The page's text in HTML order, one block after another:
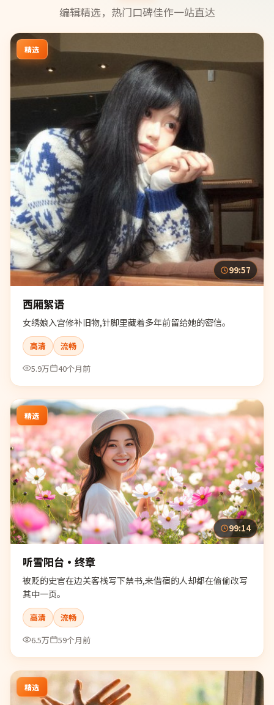
编辑精选，热门口碑佳作一站直达
精选
99:57
西厢絮语
女绣娘入宫修补旧物,针脚里藏着多年前留给她的密信。
高清
流畅
5.9万
40个月前
精选
99:14
听雪阳台·终章
被贬的史官在边关客栈写下禁书,来借宿的人却都在偷偷改写
其中一页。
高清
流畅
6.5万
59个月前
精选